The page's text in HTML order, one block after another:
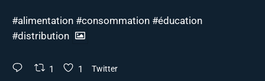
#alimentation #consommation #éducation
#distribution
1 1 Twitter